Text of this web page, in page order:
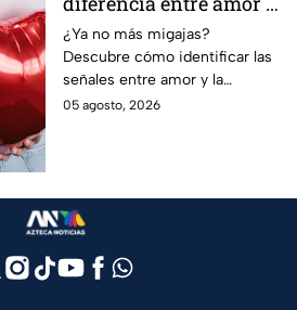
dependencia
emocional
¿Ya no más migajas?
Descubre cómo identificar las
señales entre amor y la
dependencia emocional. Estos
05 agosto, 2026